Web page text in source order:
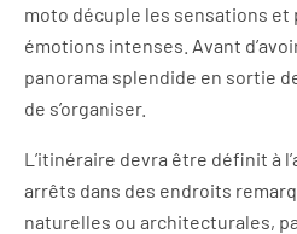
moto décuple les sensations et
émotions intenses. Avant
panorama splendide en sortie
de s’organiser.
L’itinéraire devra être définit à
arrêts dans des endroits
naturelles ou architecturales,